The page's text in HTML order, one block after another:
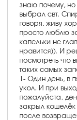
знаю почему, но
выбрал свт.
говоря, живу
просто люблю
капельки не
нравится)). И
посмотреть что
таких самых
1- Один день, в
укол. И при
пожалуйста,
закрыл
после